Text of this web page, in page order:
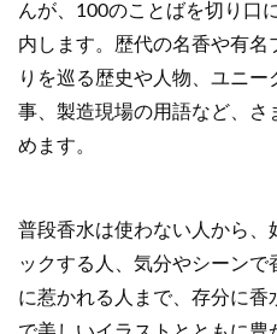
んが、100のことばを切り口
内します。歴代の名香や有
りを巡る歴史や人物、ユニ
事、製造現場の用語など、さ
めます。
普段香水は使わない人から、
ックする人、気分やシーン
に惹かれる人まで、存分に香